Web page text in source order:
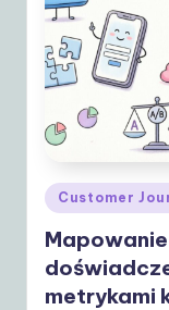
Posted
in
Customer
metrykami